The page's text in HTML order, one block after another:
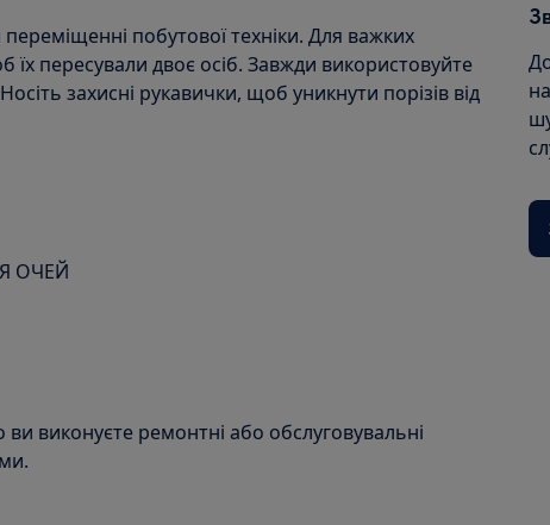
побутової техніки. Для важких
їх пересували двоє осіб. Завжди використовуйте
захисні рукавички, щоб уникнути порізів від
ОЧЕЙ
ви виконуєте ремонтні або обслуговувальні